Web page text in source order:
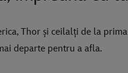
Thor și ceilalți de la
departe pentru a afla.